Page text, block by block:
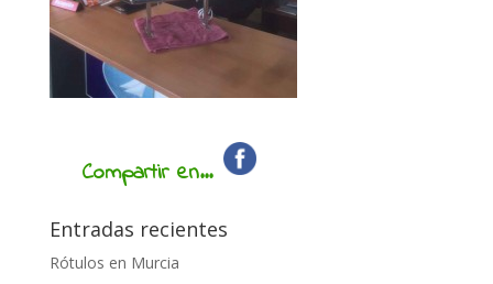
Compartir en...
Entradas recientes
Rótulos en Murcia